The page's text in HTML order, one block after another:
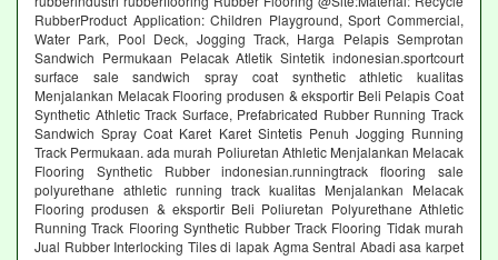
RubberProduct Application: Children Playground, Sport Commercial,
Water Park, Pool Deck, Jogging Track, Harga Pelapis Semprotan
Sandwich Permukaan Pelacak Atletik Sintetik indonesian.sportcourt
surface sale sandwich spray coat synthetic athletic kualitas
Menjalankan Melacak Flooring produsen & eksportir Beli Pelapis Coat
Synthetic Athletic Track Surface, Prefabricated Rubber Running Track
Sandwich Spray Coat Karet Karet Sintetis Penuh Jogging Running
Track Permukaan. ada murah Poliuretan Athletic Menjalankan Melacak
Flooring Synthetic Rubber indonesian.runningtrack flooring sale
polyurethane athletic running track kualitas Menjalankan Melacak
Flooring produsen & eksportir Beli Poliuretan Polyurethane Athletic
Running Track Flooring Synthetic Rubber Track Flooring Tidak murah
Jual Rubber Interlocking Tiles di lapak Agma Sentral Abadi asa karpet